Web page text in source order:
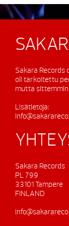
Sakara
oli tarkoitettu
mutta
Lisätietoja:
Sakara Records
PL 799
33101 Tampere
FINLAND